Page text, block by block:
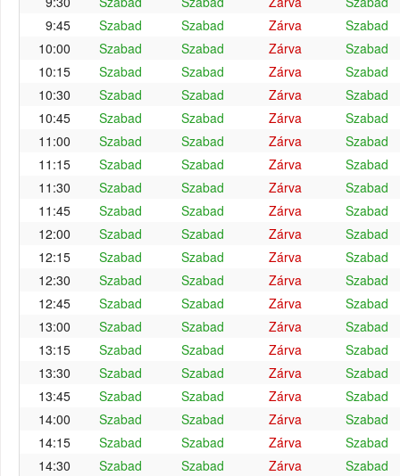
9:45
Szabad Szabad Zárva
Szabad
10:00
Szabad Szabad Zárva
Szabad
10:15
Szabad Szabad Zárva
Szabad
10:30
Szabad Szabad Zárva
Szabad
10:45
Szabad Szabad Zárva
Szabad
11:00
Szabad Szabad Zárva
Szabad
11:15
Szabad Szabad Zárva
Szabad
11:30
Szabad Szabad Zárva
Szabad
11:45
Szabad Szabad Zárva
Szabad
12:00
Szabad Szabad Zárva
Szabad
12:15
Szabad Szabad Zárva
Szabad
12:30
Szabad Szabad Zárva
Szabad
12:45
Szabad Szabad Zárva
Szabad
13:00
Szabad Szabad Zárva
Szabad
13:15
Szabad Szabad Zárva
Szabad
13:30
Szabad Szabad Zárva
Szabad
13:45
Szabad Szabad Zárva
Szabad
14:00
Szabad Szabad Zárva
Szabad
14:15
Szabad Szabad Zárva
Szabad
14:30
Szabad Szabad Zárva
Szabad